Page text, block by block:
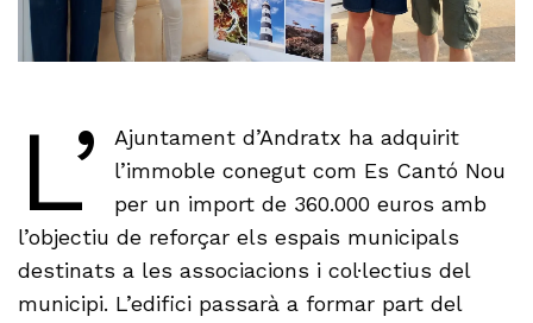
L’
Ajuntament d’Andratx ha adquirit
l’immoble conegut com Es Cantó Nou
per un import de 360.000 euros amb
l’objectiu de reforçar els espais municipals
destinats a les associacions i col·lectius del
municipi. L’edifici passarà a formar part del